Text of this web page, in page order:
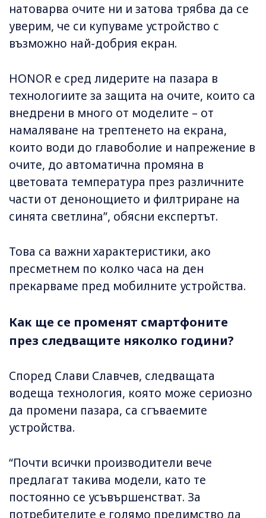
натоварва очите ни и затова трябва да се
уверим, че си купуваме устройство с
възможно най-добрия екран.
HONOR е сред лидерите на пазара в
технологиите за защита на очите, които са
внедрени в много от моделите – от
намаляване на трептенето на екрана,
които води до главоболие и напрежение в
очите, до автоматична промяна в
цветовата температура през различните
части от денонощието и филтриране на
синята светлина”, обясни експертът.
Това са важни характеристики, ако
пресметнем по колко часа на ден
прекарваме пред мобилните устройства.
Как ще се променят смартфоните
през следващите няколко години?
Според Слави Славчев, следващата
водеща технология, която може сериозно
да промени пазара, са сгъваемите
устройства.
“Почти всички производители вече
предлагат такива модели, като те
постоянно се усъвършенстват. За
потребителите е голямо предимство да